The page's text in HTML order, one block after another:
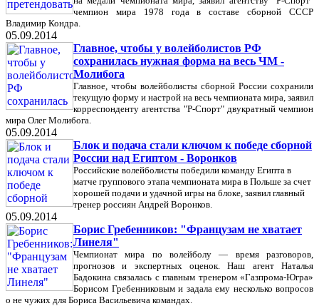
чемпион мира 1978 года в составе сборной СССР
Владимир Кондра.
05.09.2014
Главное, чтобы у волейболистов РФ
сохранилась нужная форма на весь ЧМ -
Молибога
Главное, чтобы волейболисты сборной России сохранили
текущую форму и настрой на весь чемпионата мира, заявил
корреспонденту агентства "Р-Спорт" двукратный чемпион
мира Олег Молибога.
05.09.2014
Блок и подача стали ключом к победе сборной
России над Египтом - Воронков
Российские волейболисты победили команду Египта в
матче группового этапа чемпионата мира в Польше за счет
хорошей подачи и удачной игры на блоке, заявил главный
тренер россиян Андрей Воронков.
05.09.2014
Борис Гребенников: "Французам не хватает
Линеля"
Чемпионат мира по волейболу — время разговоров,
прогнозов и экспертных оценок. Наш агент Наталья
Бадокина связалась с главным тренером «Газпрома-Югра»
Борисом Гребенниковым и задала ему несколько вопросов
о не чужих для Бориса Васильевича командах.